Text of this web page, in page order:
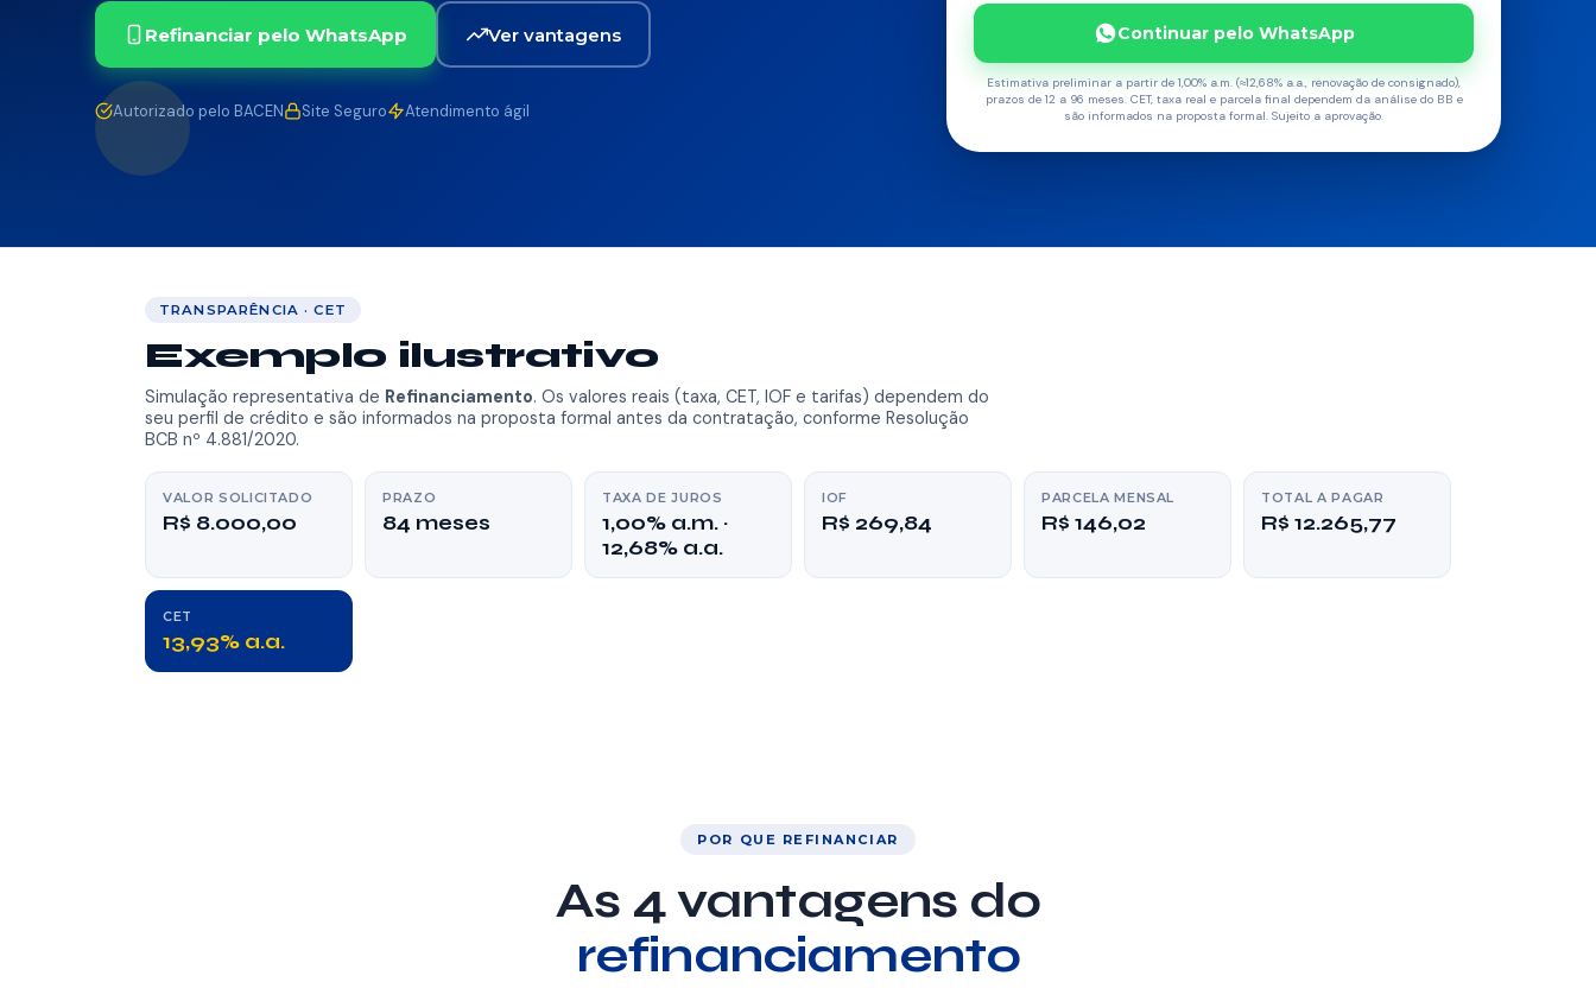
Refinanciar pelo WhatsApp Ver vantagens
Autorizado pelo BACEN Site Seguro Atendimento ágil
Continuar pelo WhatsApp
Estimativa preliminar a partir de 1,00% a.m. (≈12,68% a.a., renovação de consignado),
prazos de 12 a 96 meses. CET, taxa real e parcela final dependem da análise do BB e
são informados na proposta formal. Sujeito a aprovação.
TRANSPARÊNCIA · CET
Exemplo ilustrativo
Simulação representativa de Refinanciamento. Os valores reais (taxa, CET, IOF e tarifas) dependem do
seu perfil de crédito e são informados na proposta formal antes da contratação, conforme Resolução
BCB nº 4.881/2020.
VALOR SOLICITADO
R$ 8.000,00
PRAZO
84 meses
TAXA DE JUROS
1,00% a.m. ·
12,68% a.a.
IOF
R$ 269,84
PARCELA MENSAL
R$ 146,02
TOTAL A PAGAR
R$ 12.265,77
CET
13,93% a.a.
POR QUE REFINANCIAR
As 4 vantagens do
refinanciamento